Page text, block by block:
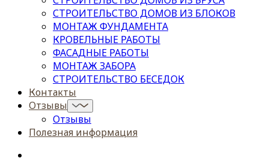
СТРОИТЕЛЬСТВО ДОМОВ ИЗ БЛОКОВ
МОНТАЖ ФУНДАМЕНТА
КРОВЕЛЬНЫЕ РАБОТЫ
ФАСАДНЫЕ РАБОТЫ
МОНТАЖ ЗАБОРА
СТРОИТЕЛЬСТВО БЕСЕДОК
Контакты
Отзывы
Отзывы
Полезная информация